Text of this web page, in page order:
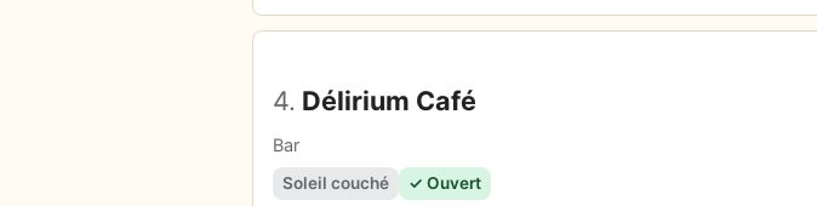
4. Délirium Café
Bar
Soleil couché ✓ Ouvert